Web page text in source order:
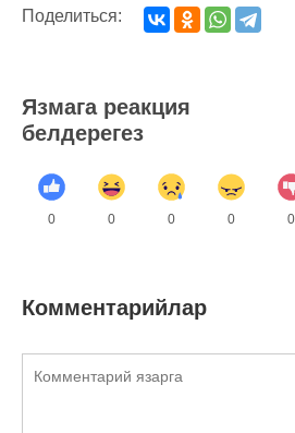
Поделиться:
Язмага реакция
белдерегез
0 0 0 0 0
Комментарийлар